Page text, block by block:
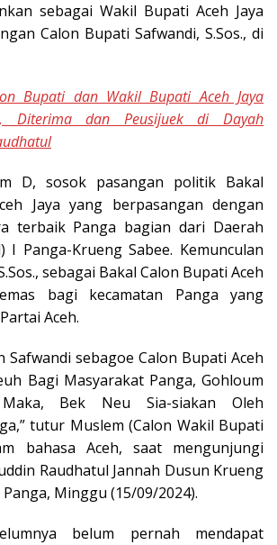
sebagai Wakil Bupati Aceh Jaya
Calon Bupati Safwandi, S.Sos., di
Bupati dan Wakil Bupati Aceh Jaya
Diterima dan Peusijuek di Dayah
D, sosok pasangan politik Bakal
Jaya yang berpasangan dengan
terbaik Panga bagian dari Daerah
I Panga-Krueng Sabee. Kemunculan
sebagai Bakal Calon Bupati Aceh
bagi kecamatan Panga yang
Aceh.
Safwandi sebagoe Calon Bupati Aceh
Bagi Masyarakat Panga, Gohloum
Bek Neu Sia-siakan Oleh
tutur Muslem (Calon Wakil Bupati
bahasa Aceh, saat mengunjungi
Raudhatul Jannah Dusun Krueng
Minggu (15/09/2024).
belum pernah mendapat